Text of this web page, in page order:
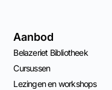
Aanbod
Belazeriet Bibliotheek
Cursussen
Lezingen en workshops